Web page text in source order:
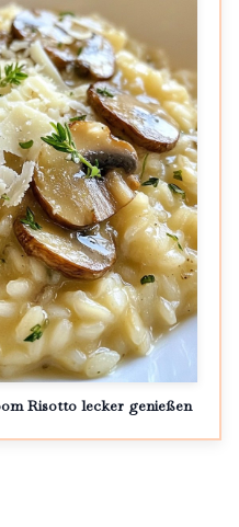
Risotto lecker genießen